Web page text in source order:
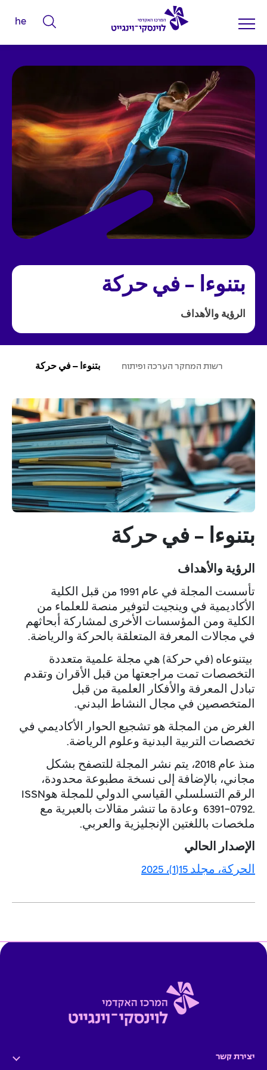
ה
ק
י
ל
י
ם
he
بتنوءا - في حركة
الرؤية والأهداف
ה
ב
רשות המחקר הערכה ופיתוח بتنوءا – في حركة
بتنوءا - في حركة
الرؤية والأهداف
تأسست المجلة في عام 1991 من قبل الكلية
الأكاديمية في وينجيت لتوفير منصة للعلماء من
الكلية ومن المؤسسات الأخرى لمشاركة أبحاثهم
في مجالات المعرفة المتعلقة بالحركة والرياضة.
بيتنوعاه (في حركة) هي مجلة علمية متعددة
التخصصات تمت مراجعتها من قبل الأقران وتقدم
تبادل المعرفة والأفكار العلمية من قبل
المتخصصين في مجال النشاط البدني.
الغرض من المجلة هو تشجيع الحوار الأكاديمي في
تخصصات التربية البدنية وعلوم الرياضة.
منذ عام 2018، يتم نشر المجلة للتصفح بشكل
مجاني، بالإضافة إلى نسخة مطبوعة محدودة،
الرقم التسلسلي القياسي الدولي للمجلة هو ISSN
6391-0792. وعادة ما تنشر مقالات بالعبرية مع
ملخصات باللغتين الإنجليزية والعربي.
الإصدار الحالي
الحركة، مجلد 1 5
(
1)، 202 5
יצירת קשר